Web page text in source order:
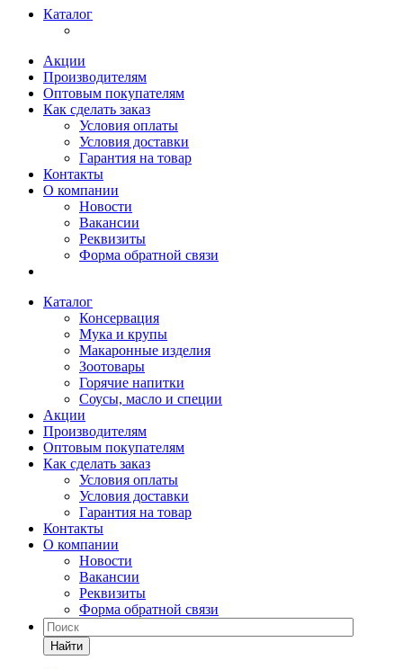
Каталог
Акции
Производителям
Оптовым покупателям
Как сделать заказ
Условия оплаты
Условия доставки
Гарантия на товар
Контакты
О компании
Новости
Вакансии
Реквизиты
Форма обратной связи
Каталог
Консервация
Мука и крупы
Макаронные изделия
Зоотовары
Горячие напитки
Соусы, масло и специи
Акции
Производителям
Оптовым покупателям
Как сделать заказ
Условия оплаты
Условия доставки
Гарантия на товар
Контакты
О компании
Новости
Вакансии
Реквизиты
Форма обратной связи
Найти